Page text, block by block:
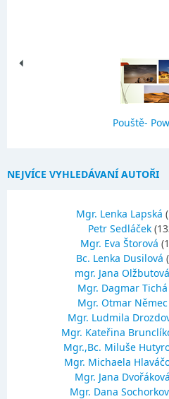
Pouště-
NEJVÍCE VYHLEDÁVANÍ AUTOŘI
Mgr. Lenka Lapská
Petr Sedláček
Mgr. Eva Štorová
Bc. Lenka Dusilová
mgr. Jana Olžbutová
Mgr. Dagmar Tichá
Mgr. Otmar Němec
Mgr. Ludmila
Mgr. Kateřina
Mgr.,Bc. Miluše
Mgr. Michaela
Mgr. Jana Dvořáková
Mgr. Dana